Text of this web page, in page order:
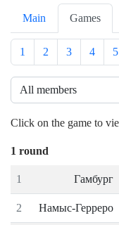
Main Games
1 2 3 4 5
Click on the game to
1 round
1 Гамбург
2 Намыс-Герреро